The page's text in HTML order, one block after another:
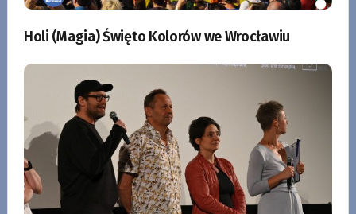
Holi (Magia) Święto Kolorów we Wrocławiu